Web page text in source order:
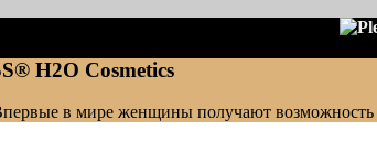
H2O Cosmetics
в мире женщины получают возможность